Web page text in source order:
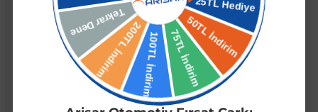
Isuzu D-Max 2021 Ledli Bagaj
Ford Ranger Uyumlu Yedek